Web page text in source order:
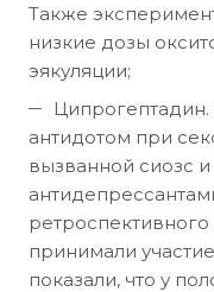
Также
низкие дозы
эякуляции;
антидотом при
вызванной сиозс
принимали
показали, что у